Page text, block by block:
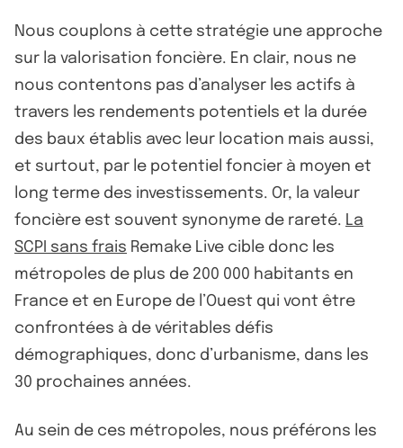
Nous couplons à cette stratégie une approche
sur la valorisation foncière. En clair, nous ne
nous contentons pas d’analyser les actifs à
travers les rendements potentiels et la durée
des baux établis avec leur location mais aussi,
et surtout, par le potentiel foncier à moyen et
long terme des investissements. Or, la valeur
foncière est souvent synonyme de rareté. La
SCPI sans frais Remake Live cible donc les
métropoles de plus de 200 000 habitants en
France et en Europe de l’Ouest qui vont être
confrontées à de véritables défis
démographiques, donc d’urbanisme, dans les
30 prochaines années.
Au sein de ces métropoles, nous préférons les